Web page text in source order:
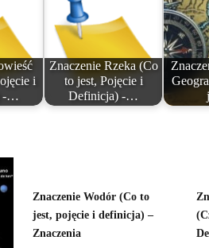
i
-…
Znaczenie Rzeka (Co
to jest, Pojęcie i
Definicja) -…
Znaczenie Wodór (Co to
jest, pojęcie i definicja) –
Znaczenia